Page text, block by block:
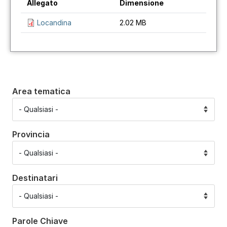
Allegato Dimensione
Locandina 2.02 MB
Area tematica
Provincia
Destinatari
Parole Chiave